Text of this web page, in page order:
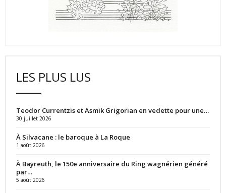
LES PLUS LUS
Teodor Currentzis et Asmik Grigorian en vedette pour une…
30 juillet 2026
À Silvacane : le baroque à La Roque
1 août 2026
À Bayreuth, le 150e anniversaire du Ring wagnérien généré
par…
5 août 2026